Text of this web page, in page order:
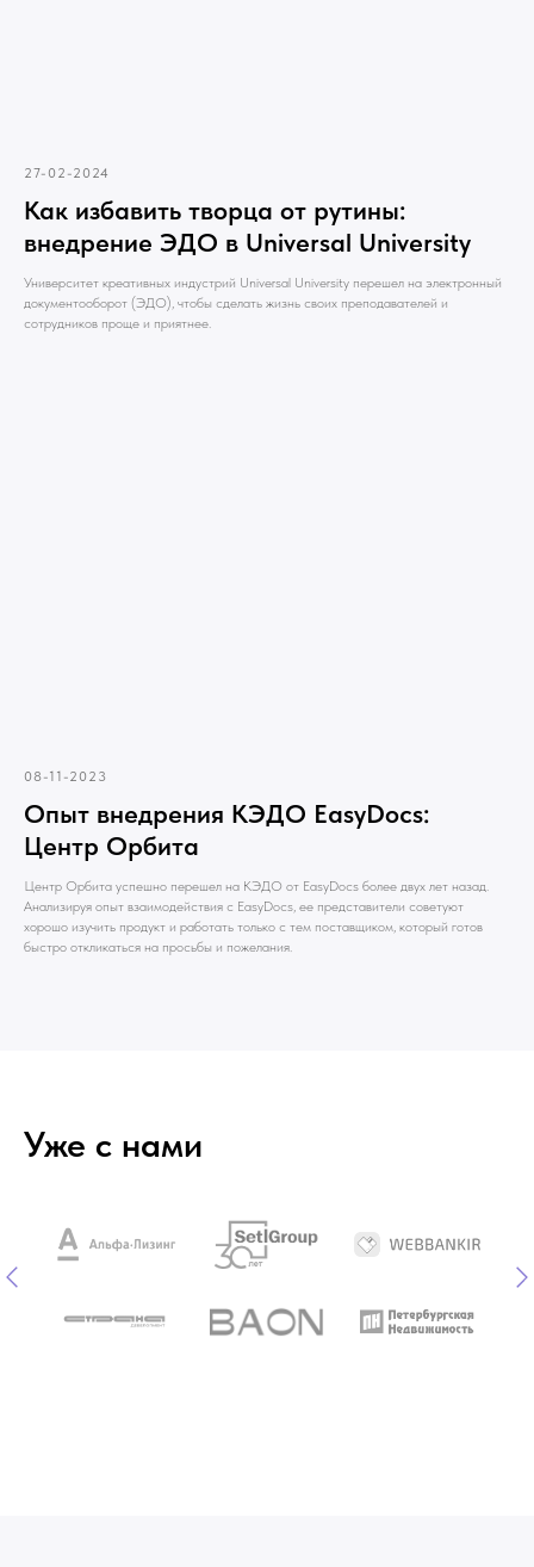
27-02-2024
Как избавить творца от рутины:
внедрение ЭДО в Universal University
Университет креативных индустрий Universal University перешел на электронный
документооборот (ЭДО), чтобы сделать жизнь своих преподавателей и
сотрудников проще и приятнее.
08-11-2023
Опыт внедрения КЭДО EasyDocs:
Центр Орбита
Центр Орбита успешно перешел на КЭДО от EasyDocs более двух лет назад.
Анализируя опыт взаимодействия с EasyDocs, ее представители советуют
хорошо изучить продукт и работать только с тем поставщиком, который готов
быстро откликаться на просьбы и пожелания.
Уже с нами